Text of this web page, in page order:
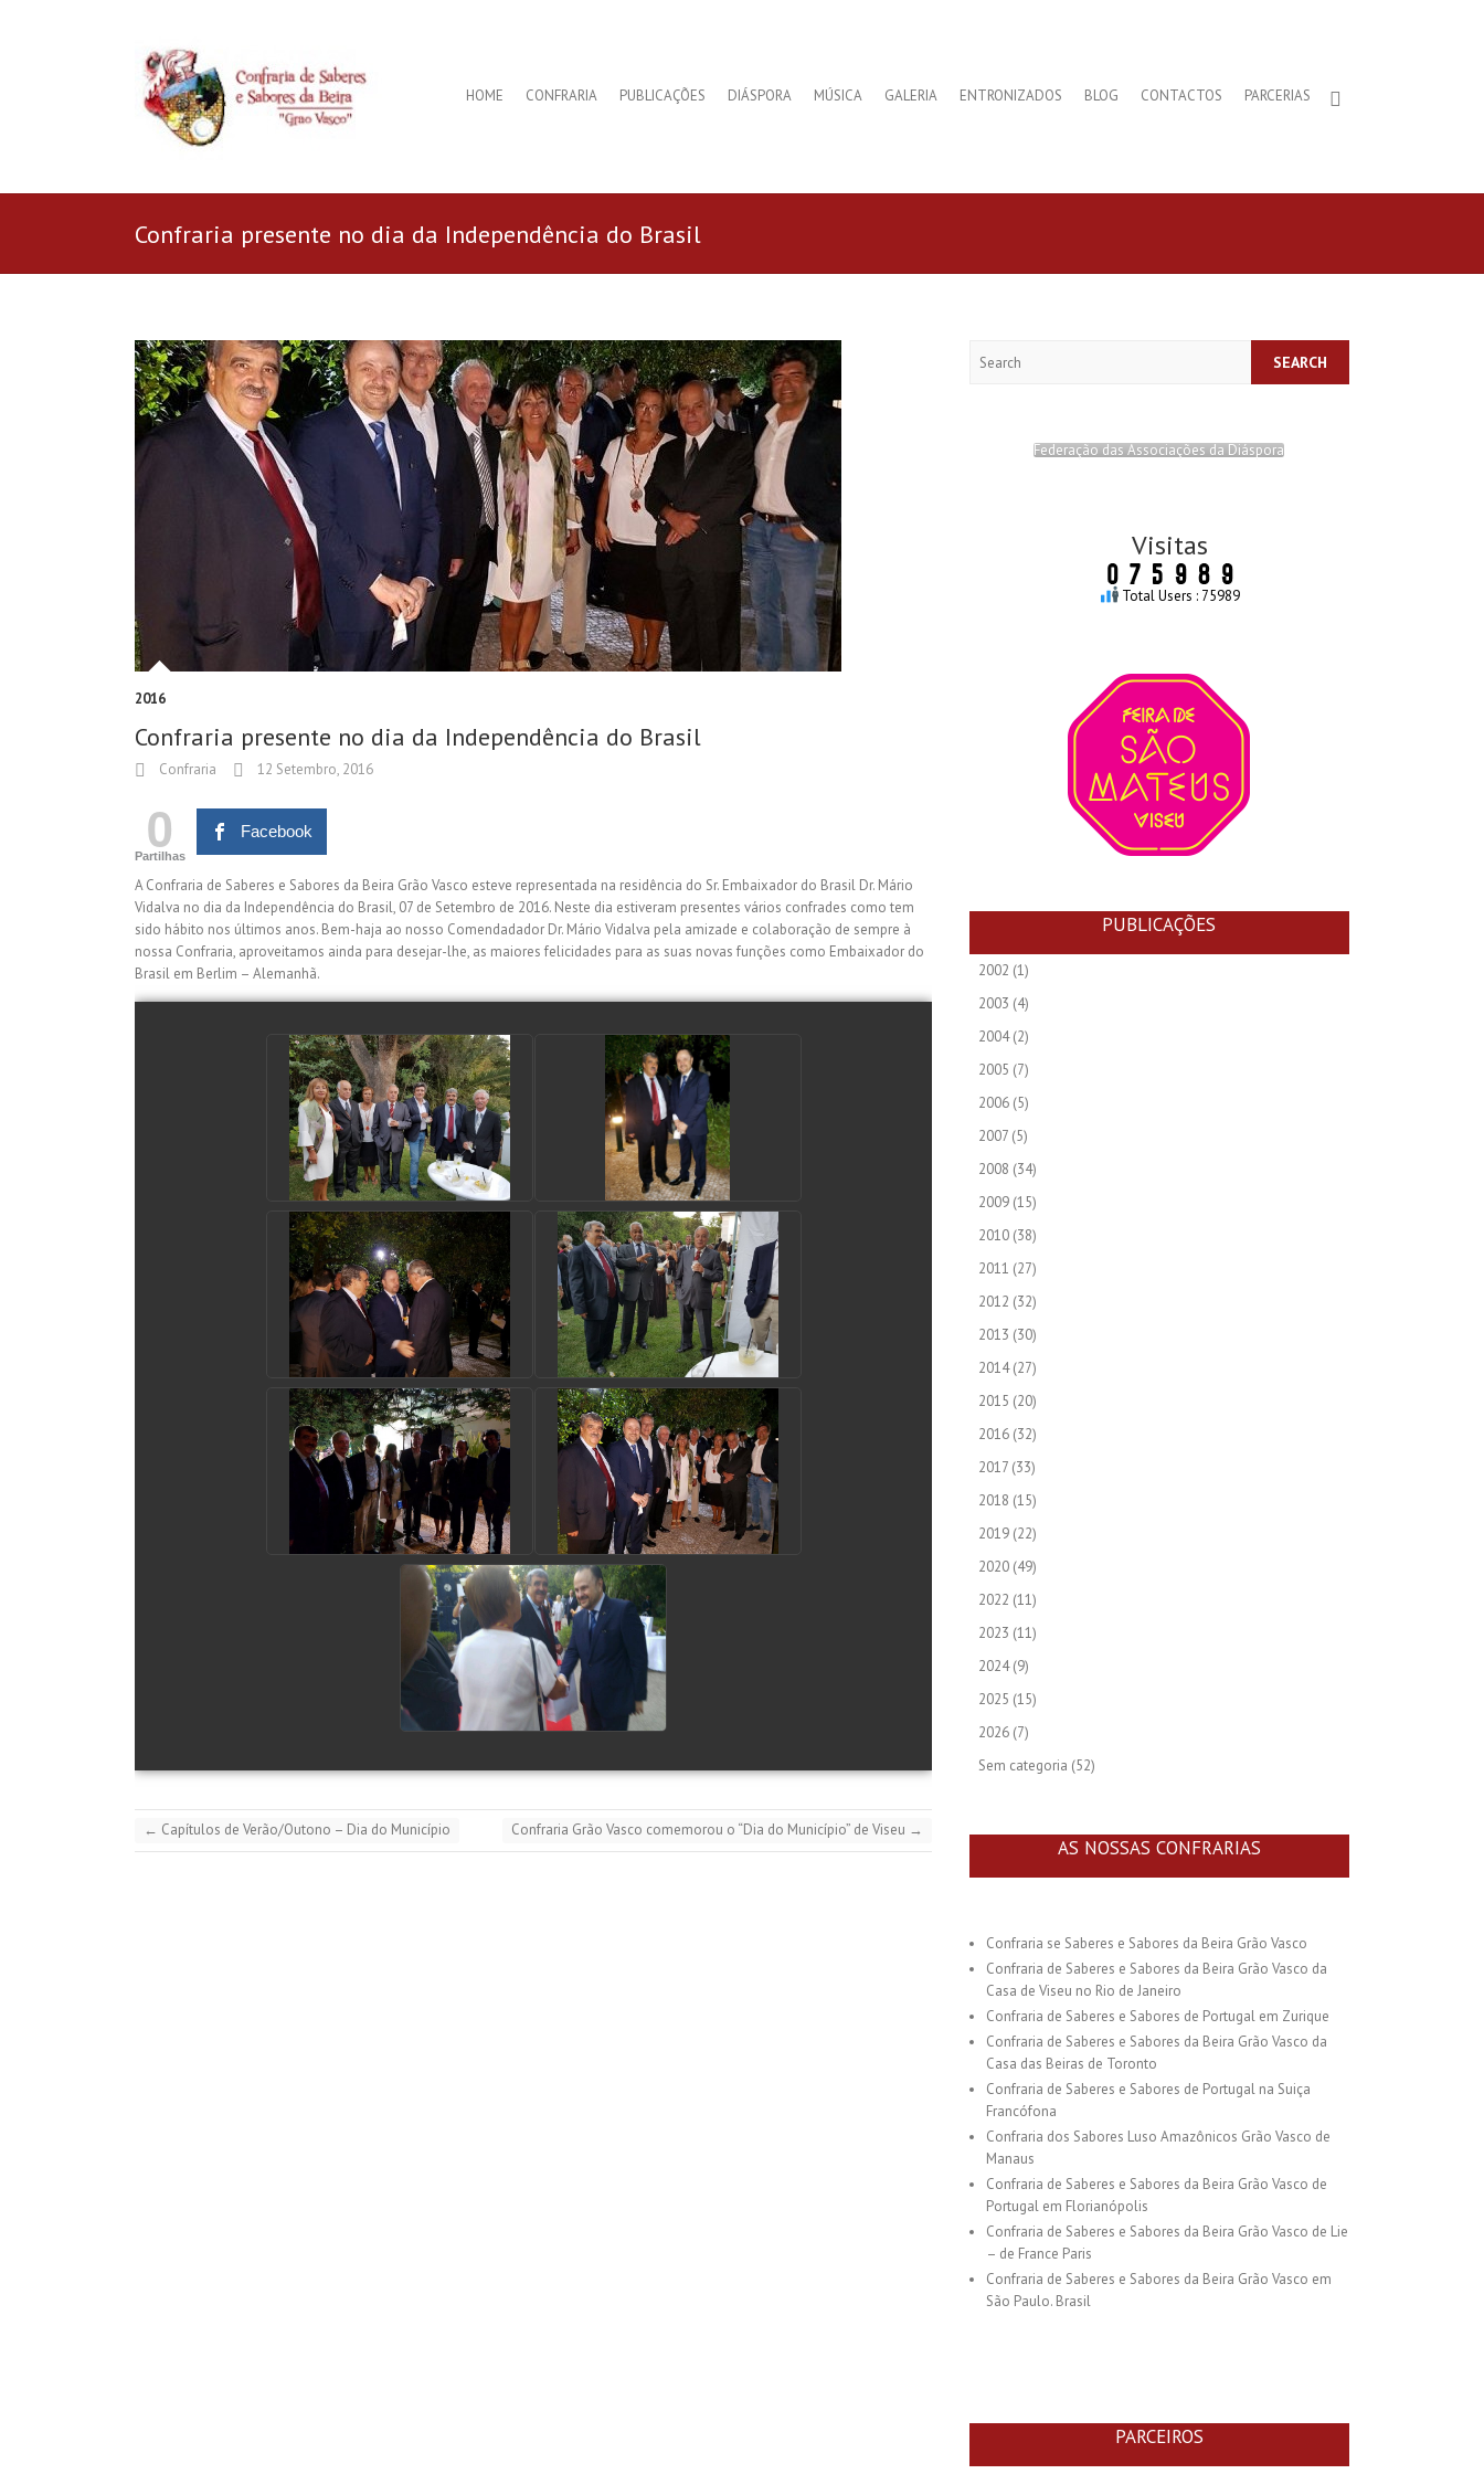
HOME CONFRARIA PUBLICAÇÕES DIÁSPORA MÚSICA GALERIA ENTRONIZADOS BLOG CONTACTOS PARCERIAS
Confraria presente no dia da Independência do Brasil
2016
Confraria presente no dia da Independência do Brasil
Confraria 12 Setembro, 2016
0
Partilhas
Facebook
A Confraria de Saberes e Sabores da Beira Grão Vasco esteve representada na residência do Sr. Embaixador do Brasil Dr. Mário
Vidalva no dia da Independência do Brasil, 07 de Setembro de 2016. Neste dia estiveram presentes vários confrades como tem
sido hábito nos últimos anos. Bem-haja ao nosso Comendadador Dr. Mário Vidalva pela amizade e colaboração de sempre à
nossa Confraria, aproveitamos ainda para desejar-lhe, as maiores felicidades para as suas novas funções como Embaixador do
Brasil em Berlim – Alemanhã.
← Capítulos de Verão/Outono – Dia do Município Confraria Grão Vasco comemorou o “Dia do Município” de Viseu →
Federação das Associações da Diáspora
Visitas
Total Users : 75989
PUBLICAÇÕES
2002 (1)
2003 (4)
2004(2)
2005 (7)
2006(5)
2007(5)
2008 (34)
2009(15)
2010(38)
2011 (27)
2012 (32)
2013 (30)
2014(27)
2015 (20)
2016(32)
2017(33)
2018 (15)
2019(22)
2020(49)
2022 (11)
2023 (11)
2024(9)
2025 (15)
2026(7)
Sem categoria (52)
AS NOSSAS CONFRARIAS
Confraria se Saberes e Sabores da Beira Grão Vasco
Confraria de Saberes e Sabores da Beira Grão Vasco da
Casa de Viseu no Rio de Janeiro
Confraria de Saberes e Sabores de Portugal em Zurique
Confraria de Saberes e Sabores da Beira Grão Vasco da
Casa das Beiras de Toronto
Confraria de Saberes e Sabores de Portugal na Suiça
Francófona
Confraria dos Sabores Luso Amazônicos Grão Vasco de
Manaus
Confraria de Saberes e Sabores da Beira Grão Vasco de
Portugal em Florianópolis
Confraria de Saberes e Sabores da Beira Grão Vasco de Lie
– de France Paris
Confraria de Saberes e Sabores da Beira Grão Vasco em
São Paulo. Brasil
PARCEIROS